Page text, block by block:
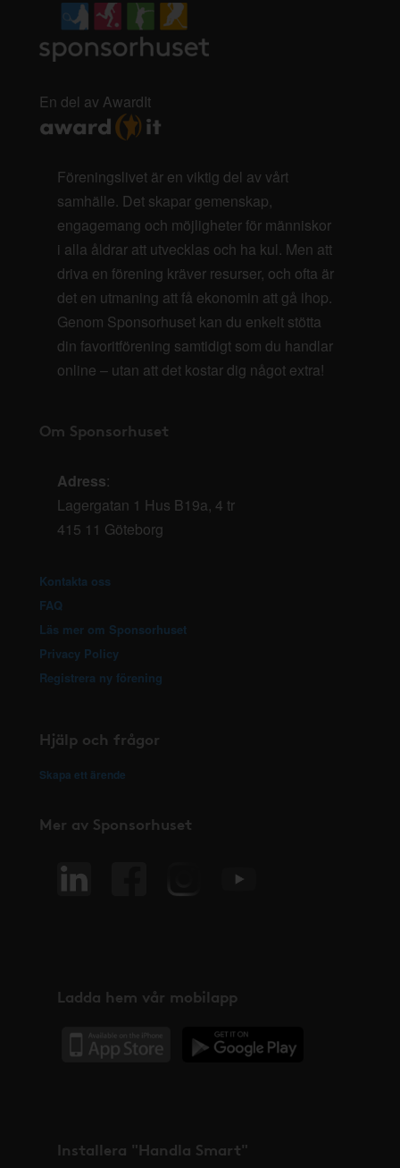
En del av AwardIt
Föreningslivet är en viktig del av vårt
samhälle. Det skapar gemenskap,
engagemang och möjligheter för människor
i alla åldrar att utvecklas och ha kul. Men att
driva en förening kräver resurser, och ofta är
det en utmaning att få ekonomin att gå ihop.
Genom Sponsorhuset kan du enkelt stötta
din favoritförening samtidigt som du handlar
online – utan att det kostar dig något extra!
Om Sponsorhuset
Adress:
Lagergatan 1 Hus B19a, 4 tr
415 11 Göteborg
Kontakta oss
FAQ
Läs mer om Sponsorhuset
Privacy Policy
Registrera ny förening
Hjälp och frågor
Skapa ett ärende
Mer av Sponsorhuset
Ladda hem vår mobilapp
Installera "Handla Smart"